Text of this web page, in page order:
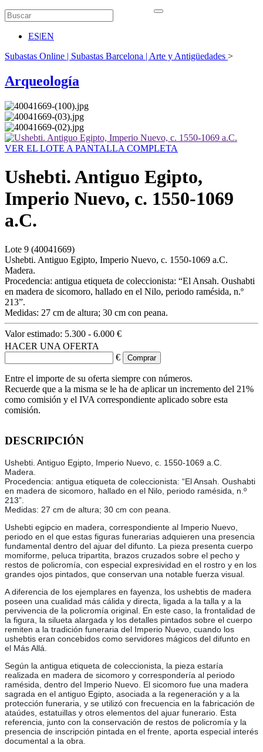
ES|EN
Subastas Online | Subastas Barcelona | Arte y Antigüedades >
Arqueología
VER EL LOTE A PANTALLA COMPLETA
Ushebti. Antiguo Egipto,
Imperio Nuevo, c. 1550-1069
a.C.
Lote 9 (40041669)
Ushebti. Antiguo Egipto, Imperio Nuevo, c. 1550-1069 a.C.
Madera.
Procedencia: antigua etiqueta de coleccionista: “El Ansah. Oushabti
en madera de sicomoro, hallado en el Nilo, periodo ramésida, n.º
213”.
Medidas: 27 cm de altura; 30 cm con peana.
Valor estimado: 5.300 - 6.000 €
HACER UNA OFERTA
€
Entre el importe de su oferta siempre con números.
Recuerde que a la misma se le ha de aplicar un incremento del 21%
como comisión y el IVA correspondiente aplicado sobre esta
comisión.
DESCRIPCIÓN
Ushebti. Antiguo Egipto, Imperio Nuevo, c. 1550-1069 a.C.
Madera.
Procedencia: antigua etiqueta de coleccionista: “El Ansah. Oushabti
en madera de sicomoro, hallado en el Nilo, periodo ramésida, n.º
213”.
Medidas: 27 cm de altura; 30 cm con peana.
Ushebti egipcio en madera, correspondiente al Imperio Nuevo,
periodo en el que estas figuras funerarias adquieren una presencia
fundamental dentro del ajuar del difunto. La pieza presenta cuerpo
momiforme, peluca tripartita, brazos cruzados sobre el pecho y
restos de policromía, con especial expresividad en el rostro y en los
grandes ojos pintados, que conservan una notable fuerza visual.
A diferencia de los ejemplares en fayenza, los ushebtis de madera
poseen una cualidad más cálida y directa, ligada a la talla y a la
pervivencia de la policromía original. En este caso, la frontalidad de
la figura, la silueta alargada y los detalles pintados sobre el cuerpo
remiten a la tradición funeraria del Imperio Nuevo, cuando los
ushebtis eran concebidos como servidores mágicos del difunto en
el Más Allá.
Según la antigua etiqueta de coleccionista, la pieza estaría
realizada en madera de sicomoro y correspondería al periodo
ramésida, dentro del Imperio Nuevo. El sicomoro fue una madera
sagrada en el antiguo Egipto, asociada a la regeneración y a la
protección funeraria, y se utilizó con frecuencia en la fabricación de
ataúdes, estatuillas y otros elementos del ajuar funerario. Esta
referencia, junto con la conservación de restos de policromía y la
presencia de inscripción pintada en el frente, aporta especial interés
documental a la obra.